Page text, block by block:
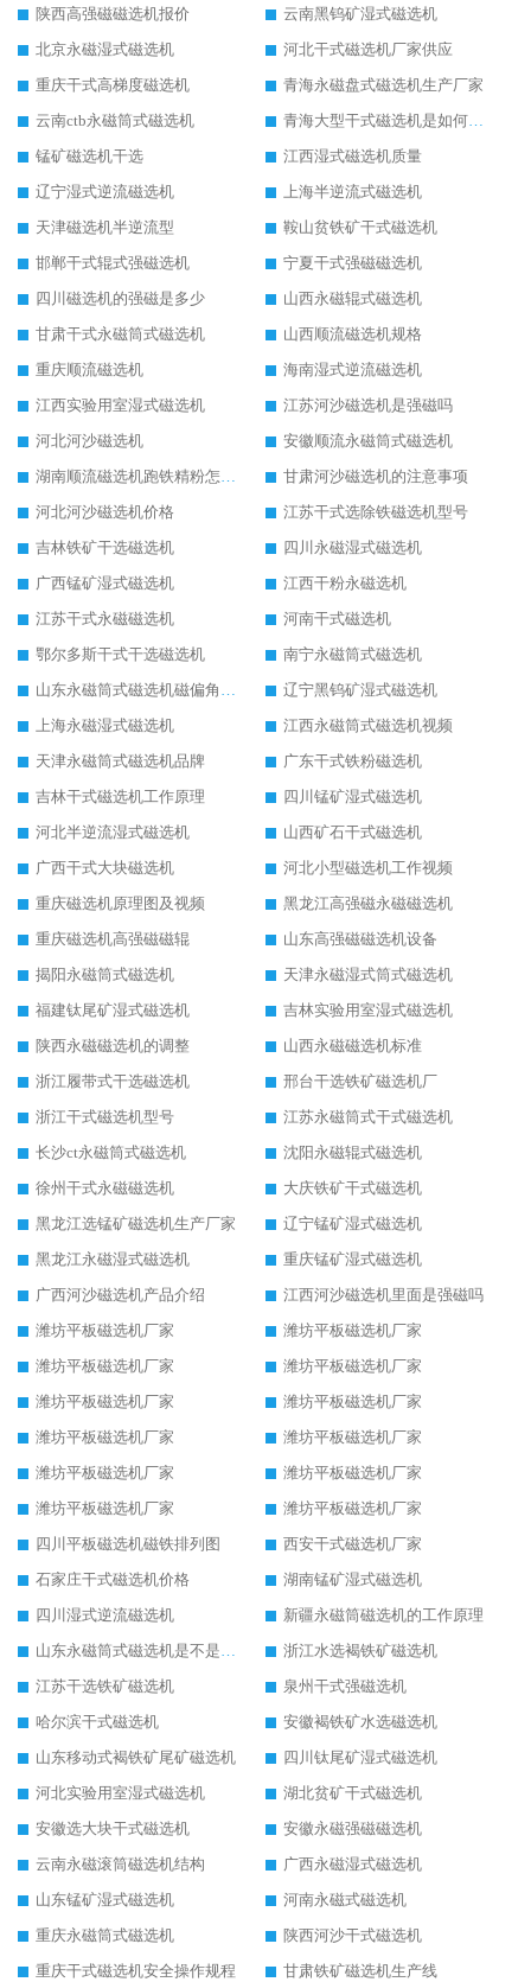
陕西高强磁磁选机报价
云南黑钨矿湿式磁选机
北京永磁湿式磁选机
河北干式磁选机厂家供应
重庆干式高梯度磁选机
青海永磁盘式磁选机生产厂家
云南ctb永磁筒式磁选机
青海大型干式磁选机是如何选矿的
锰矿磁选机干选
江西湿式磁选机质量
辽宁湿式逆流磁选机
上海半逆流式磁选机
天津磁选机半逆流型
鞍山贫铁矿干式磁选机
邯郸干式辊式强磁选机
宁夏干式强磁磁选机
四川磁选机的强磁是多少
山西永磁辊式磁选机
甘肃干式永磁筒式磁选机
山西顺流磁选机规格
重庆顺流磁选机
海南湿式逆流磁选机
江西实验用室湿式磁选机
江苏河沙磁选机是强磁吗
河北河沙磁选机
安徽顺流永磁筒式磁选机
湖南顺流磁选机跑铁精粉怎么处理
甘肃河沙磁选机的注意事项
河北河沙磁选机价格
江苏干式选除铁磁选机型号
吉林铁矿干选磁选机
四川永磁湿式磁选机
广西锰矿湿式磁选机
江西干粉永磁选机
江苏干式永磁磁选机
河南干式磁选机
鄂尔多斯干式干选磁选机
南宁永磁筒式磁选机
山东永磁筒式磁选机磁偏角怎么调整
辽宁黑钨矿湿式磁选机
上海永磁湿式磁选机
江西永磁筒式磁选机视频
天津永磁筒式磁选机品牌
广东干式铁粉磁选机
吉林干式磁选机工作原理
四川锰矿湿式磁选机
河北半逆流湿式磁选机
山西矿石干式磁选机
广西干式大块磁选机
河北小型磁选机工作视频
重庆磁选机原理图及视频
黑龙江高强磁永磁磁选机
重庆磁选机高强磁磁辊
山东高强磁磁选机设备
揭阳永磁筒式磁选机
天津永磁湿式筒式磁选机
福建钛尾矿湿式磁选机
吉林实验用室湿式磁选机
陕西永磁磁选机的调整
山西永磁磁选机标准
浙江履带式干选磁选机
邢台干选铁矿磁选机厂
浙江干式磁选机型号
江苏永磁筒式干式磁选机
长沙ct永磁筒式磁选机
沈阳永磁辊式磁选机
徐州干式永磁磁选机
大庆铁矿干式磁选机
黑龙江选锰矿磁选机生产厂家
辽宁锰矿湿式磁选机
黑龙江永磁湿式磁选机
重庆锰矿湿式磁选机
广西河沙磁选机产品介绍
江西河沙磁选机里面是强磁吗
潍坊平板磁选机厂家
潍坊平板磁选机厂家
潍坊平板磁选机厂家
潍坊平板磁选机厂家
潍坊平板磁选机厂家
潍坊平板磁选机厂家
潍坊平板磁选机厂家
潍坊平板磁选机厂家
潍坊平板磁选机厂家
潍坊平板磁选机厂家
潍坊平板磁选机厂家
潍坊平板磁选机厂家
四川平板磁选机磁铁排列图
西安干式磁选机厂家
石家庄干式磁选机价格
湖南锰矿湿式磁选机
四川湿式逆流磁选机
新疆永磁筒磁选机的工作原理
山东永磁筒式磁选机是不是强磁
浙江水选褐铁矿磁选机
江苏干选铁矿磁选机
泉州干式强磁选机
哈尔滨干式磁选机
安徽褐铁矿水选磁选机
山东移动式褐铁矿尾矿磁选机
四川钛尾矿湿式磁选机
河北实验用室湿式磁选机
湖北贫矿干式磁选机
安徽选大块干式磁选机
安徽永磁强磁磁选机
云南永磁滚筒磁选机结构
广西永磁湿式磁选机
山东锰矿湿式磁选机
河南永磁式磁选机
重庆永磁筒式磁选机
陕西河沙干式磁选机
重庆干式磁选机安全操作规程
甘肃铁矿磁选机生产线